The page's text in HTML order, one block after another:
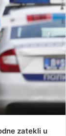
zatekli u